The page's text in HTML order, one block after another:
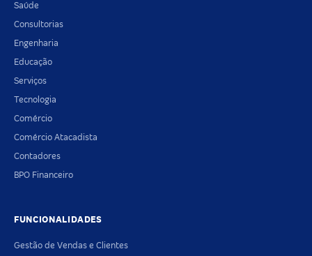
Saúde
Consultorias
Engenharia
Educação
Serviços
Tecnologia
Comércio
Comércio Atacadista
Contadores
BPO Financeiro
FUNCIONALIDADES
Gestão de Vendas e Clientes